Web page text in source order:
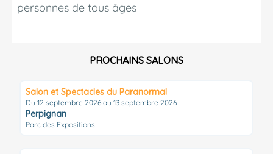
personnes de tous âges
PROCHAINS SALONS
Salon et Spectacles du Paranormal
Du 12 septembre 2026 au 13 septembre 2026
Perpignan
Parc des Expositions